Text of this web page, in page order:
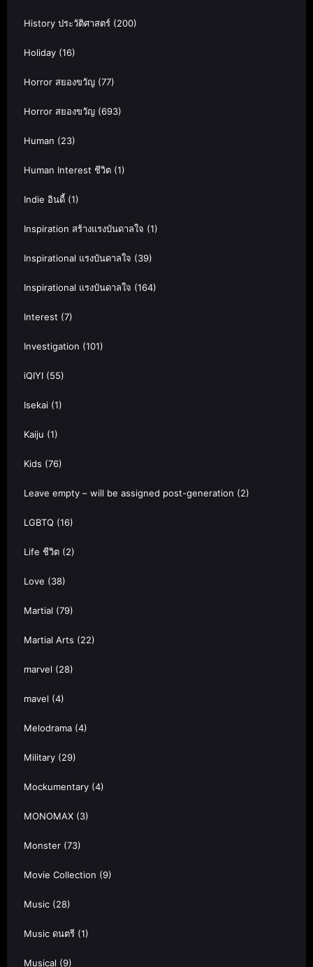
History ประวัติศาสตร์ (200)
Holiday (16)
Horror สยองขวัญ (77)
Horror สยองขวัญ (693)
Human (23)
Human Interest ชีวิต (1)
Indie อินดี้ (1)
Inspiration สร้างแรงบันดาลใจ (1)
Inspirational แรงบันดาลใจ (39)
Inspirational แรงบันดาลใจ (164)
Interest (7)
Investigation (101)
iQIYI (55)
Isekai (1)
Kaiju (1)
Kids (76)
Leave empty – will be assigned post-generation (2)
LGBTQ (16)
Life ชีวิต (2)
Love (38)
Martial (79)
Martial Arts (22)
marvel (28)
mavel (4)
Melodrama (4)
Military (29)
Mockumentary (4)
MONOMAX (3)
Monster (73)
Movie Collection (9)
Music (28)
Music ดนตรี (1)
Musical (9)